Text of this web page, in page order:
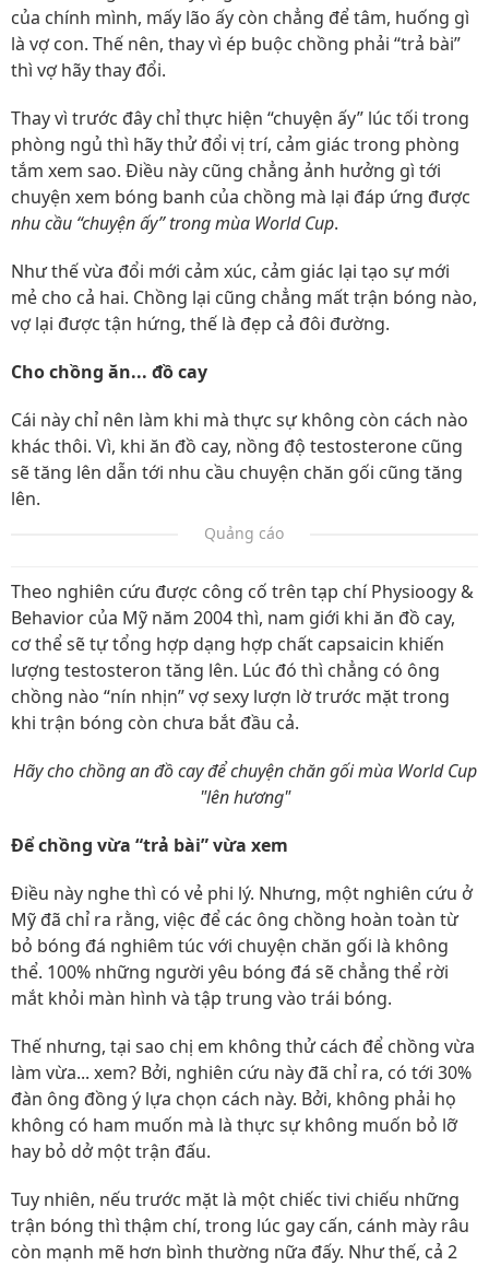
của chính mình, mấy lão ấy còn chẳng để tâm, huống gì
là vợ con. Thế nên, thay vì ép buộc chồng phải “trả bài”
thì vợ hãy thay đổi.
Thay vì trước đây chỉ thực hiện “chuyện ấy” lúc tối trong
phòng ngủ thì hãy thử đổi vị trí, cảm giác trong phòng
tắm xem sao. Điều này cũng chẳng ảnh hưởng gì tới
chuyện xem bóng banh của chồng mà lại đáp ứng được
nhu cầu “chuyện ấy” trong mùa World Cup.
Như thế vừa đổi mới cảm xúc, cảm giác lại tạo sự mới
mẻ cho cả hai. Chồng lại cũng chẳng mất trận bóng nào,
vợ lại được tận hứng, thế là đẹp cả đôi đường.
Cho chồng ăn... đồ cay
Cái này chỉ nên làm khi mà thực sự không còn cách nào
khác thôi. Vì, khi ăn đồ cay, nồng độ testosterone cũng
sẽ tăng lên dẫn tới nhu cầu chuyện chăn gối cũng tăng
lên.
Quảng cáo
Theo nghiên cứu được công cố trên tạp chí Physioogy &
Behavior của Mỹ năm 2004 thì, nam giới khi ăn đồ cay,
cơ thể sẽ tự tổng hợp dạng hợp chất capsaicin khiến
lượng testosteron tăng lên. Lúc đó thì chẳng có ông
chồng nào “nín nhịn” vợ sexy lượn lờ trước mặt trong
khi trận bóng còn chưa bắt đầu cả.
Hãy cho chồng an đồ cay để chuyện chăn gối mùa World Cup
"lên hương"
Để chồng vừa “trả bài” vừa xem
Điều này nghe thì có vẻ phi lý. Nhưng, một nghiên cứu ở
Mỹ đã chỉ ra rằng, việc để các ông chồng hoàn toàn từ
bỏ bóng đá nghiêm túc với chuyện chăn gối là không
thể. 100% những người yêu bóng đá sẽ chẳng thể rời
mắt khỏi màn hình và tập trung vào trái bóng.
Thế nhưng, tại sao chị em không thử cách để chồng vừa
làm vừa... xem? Bởi, nghiên cứu này đã chỉ ra, có tới 30%
đàn ông đồng ý lựa chọn cách này. Bởi, không phải họ
không có ham muốn mà là thực sự không muốn bỏ lỡ
hay bỏ dở một trận đấu.
Tuy nhiên, nếu trước mặt là một chiếc tivi chiếu những
trận bóng thì thậm chí, trong lúc gay cấn, cánh mày râu
còn mạnh mẽ hơn bình thường nữa đấy. Như thế, cả 2